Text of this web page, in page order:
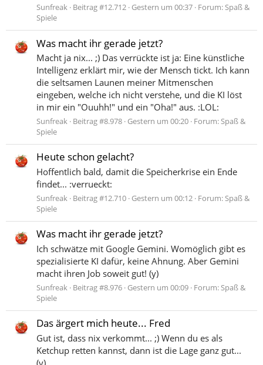
Sunfreak Beitrag #12.712 Gestern um 00:37 Forum:Spaß &
Spiele
Was macht ihr gerade jetzt?
Macht ja nix... ;) Das verrückte ist ja: Eine künstliche
Intelligenz erklärt mir, wie der Mensch tickt. Ich kann
die seltsamen Launen meiner Mitmenschen
eingeben, welche ich nicht verstehe, und die KI löst
in mir ein "Ouuhh!" und ein "Oha!" aus. :LOL:
Sunfreak Beitrag #8.978 Gestern um 00:20 Forum:Spaß &
Spiele
Heute schon gelacht?
Hoffentlich bald, damit die Speicherkrise ein Ende
findet... :verrueckt:
Sunfreak Beitrag #12.710 Gestern um 00:12 Forum:Spaß &
Spiele
Was macht ihr gerade jetzt?
Ich schwätze mit Google Gemini. Womöglich gibt es
spezialisierte KI dafür, keine Ahnung. Aber Gemini
macht ihren Job soweit gut! (y)
Sunfreak Beitrag #8.976 Gestern um 00:09 Forum:Spaß &
Spiele
Das ärgert mich heute... Fred
Gut ist, dass nix verkommt... ;) Wenn du es als
Ketchup retten kannst, dann ist die Lage ganz gut...
(y)